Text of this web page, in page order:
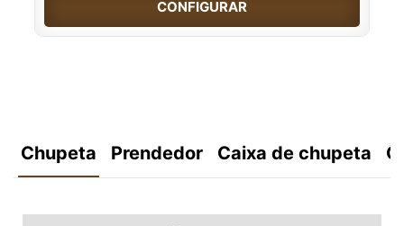
CONFIGURAR
Chupeta Prendedor Caixa de chupeta